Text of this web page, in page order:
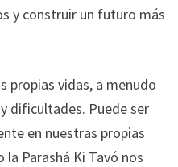
y construir un futuro más
propias vidas, a menudo
dificultades. Puede ser
en nuestras propias
la Parashá Ki Tavó nos